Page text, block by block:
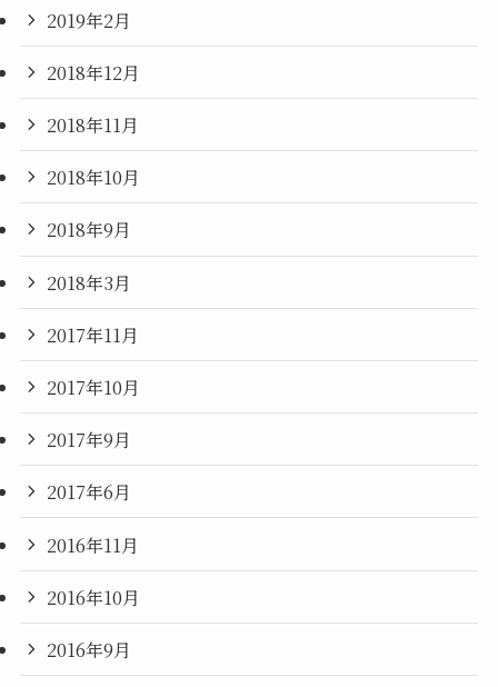
2019年2月
2018年12月
2018年11月
2018年10月
2018年9月
2018年3月
2017年11月
2017年10月
2017年9月
2017年6月
2016年11月
2016年10月
2016年9月